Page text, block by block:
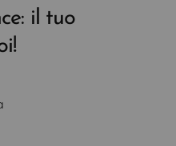
il tuo